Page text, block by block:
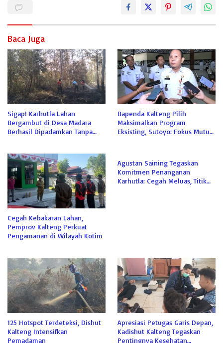
Baca Juga
Sigap! Karhutla Lahan
Bergambut di Desa Madara
Berhasil Dipadamkan Tanpa
Bapenda Kalteng Pilih
Maksimalkan Program
Eksisting, Sutoyo: Fokus Mutu
Cegah Kebakaran Lahan,
Pemprov Kalteng Perkuat
Pengamanan di Wilayah Kotim
Agustan Saining Tegaskan
Komitmen Penanganan
Karhutla: Cegah Meluas, Titik
125 Hotspot Terdeteksi, Dishut
Kalteng Intensifkan
Pemadaman
Apresiasi Petugas Garis Depan,
Kadishut Kalteng Tegaskan
Pentingnya Kesehatan